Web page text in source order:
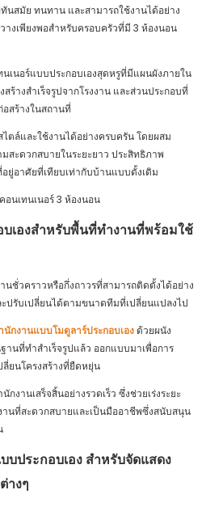
นสมัย ​​ทนทาน และสามารถใช้งานได้อย่าง
างเพียงพอสำหรับครอบครัวที่มี 3 ห้องนอน
เนอร์แบบประกอบเองสุดหรูที่มีแผนผังภายใน
ร้างสำเร็จรูปจากโรงงาน และส่วนประกอบที่
สร้างในสถานที่
ตล์และใช้งานได้อย่างครบครัน โดยผสม
สะดวกสบายในระยะยาว ประสิทธิภาพ
ยู่อาศัยที่เทียบเท่ากับบ้านแบบดั้งเดิม
เองสำหรับพื้นที่ทำงานที่พร้อมใช้
ชั่วคราวหรือกึ่งถาวรที่สามารถติดตั้งได้อย่าง
ะปรับเปลี่ยนได้ตามขนาดทีมที่เปลี่ยนแปลงไป
นักงานแบบโมดูลาร์ประกอบเองด้วยผนัง
นที่ทำสำเร็จรูปแล้ว ออกแบบมาเพื่อการ
ลี่ยนโครงสร้างที่ยืดหยุ่น
งานเสร็จสิ้นอย่างรวดเร็ว ซึ่งช่วยเร่งระยะ
านที่สะดวกสบายและเป็นมืออาชีพซึ่งสนับสนุน
บประกอบเอง สำหรับจัดแสดง
างๆ